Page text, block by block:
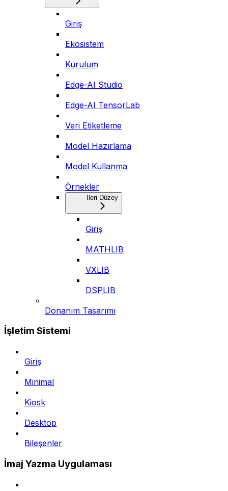
Giriş
Ekosistem
Kurulum
Edge-AI Studio
Edge-AI TensorLab
Veri Etiketleme
Model Hazırlama
Model Kullanma
Örnekler
İleri Düzey
Giriş
MATHLIB
VXLIB
DSPLIB
Donanım Tasarımı
İşletim Sistemi
Giriş
Minimal
Kiosk
Desktop
Bileşenler
İmaj Yazma Uygulaması